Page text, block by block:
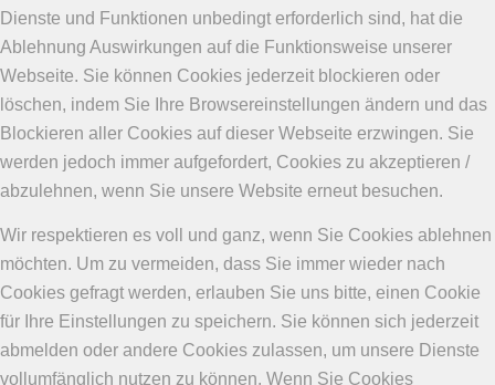
Dienste und Funktionen unbedingt erforderlich sind, hat die
Ablehnung Auswirkungen auf die Funktionsweise unserer
Webseite. Sie können Cookies jederzeit blockieren oder
löschen, indem Sie Ihre Browsereinstellungen ändern und das
Blockieren aller Cookies auf dieser Webseite erzwingen. Sie
werden jedoch immer aufgefordert, Cookies zu akzeptieren /
abzulehnen, wenn Sie unsere Website erneut besuchen.
Wir respektieren es voll und ganz, wenn Sie Cookies ablehnen
möchten. Um zu vermeiden, dass Sie immer wieder nach
Cookies gefragt werden, erlauben Sie uns bitte, einen Cookie
für Ihre Einstellungen zu speichern. Sie können sich jederzeit
abmelden oder andere Cookies zulassen, um unsere Dienste
vollumfänglich nutzen zu können. Wenn Sie Cookies